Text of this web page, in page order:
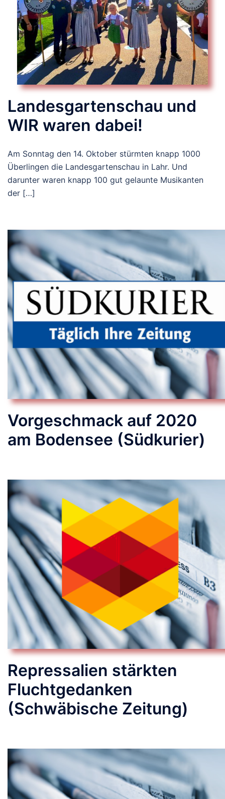
Landesgartenschau und
WIR waren dabei!
Am Sonntag den 14. Oktober stürmten knapp 1000
Überlingen die Landesgartenschau in Lahr. Und
darunter waren knapp 100 gut gelaunte Musikanten
der […]
Vorgeschmack auf 2020
am Bodensee (Südkurier)
Repressalien stärkten
Fluchtgedanken
(Schwäbische Zeitung)